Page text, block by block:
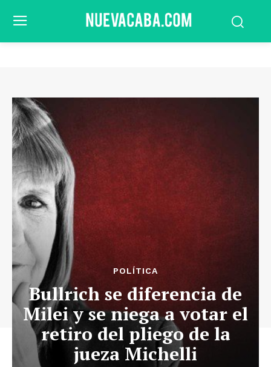
POLÍTICA
Bullrich se diferencia de
Milei y se niega a votar el
retiro del pliego de la
jueza Michelli